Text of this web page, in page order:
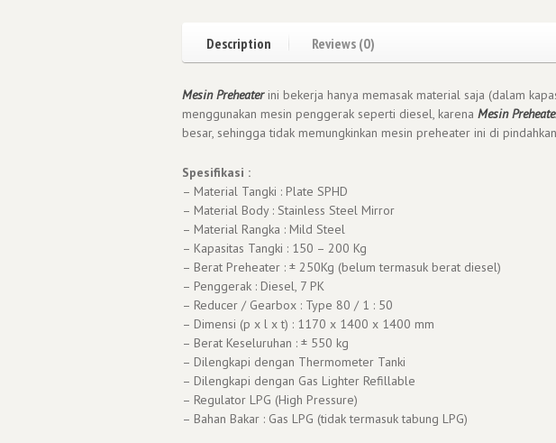
Description Reviews (0)
Mesin Preheaterini bekerja hanya memasak material saja (dalam
menggunakan mesin penggerak seperti diesel, karena Mesin
besar, sehingga tidak memungkinkan mesin preheater ini di
Spesifikasi :
– Material Tangki : Plate SPHD
– Material Body : Stainless Steel Mirror
– Material Rangka : Mild Steel
– Kapasitas Tangki : 150 – 200 Kg
– Berat Preheater : ± 250Kg (belum termasuk berat diesel)
– Penggerak : Diesel, 7 PK
– Reducer / Gearbox : Type 80 / 1 : 50
– Dimensi (p x l x t) : 1170 x 1400 x 1400 mm
– Berat Keseluruhan : ± 550 kg
– Dilengkapi dengan Thermometer Tanki
– Dilengkapi dengan Gas Lighter Refillable
– Regulator LPG (High Pressure)
– Bahan Bakar : Gas LPG (tidak termasuk tabung LPG)